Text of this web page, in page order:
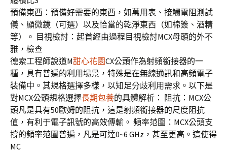
預備東西：預備好需要的東西，如萬用表、接觸電阻測試
儀、顯微鏡（可選）以及恰當的乾淨東西（如棉簽、酒精
等）。 目視檢討：起首經由過程目視檢討MCX母頭的外不
雅，檢查
德索工程師說道M甜心花園CX公頭作為射頻銜接器的一
種，具有普遍的利用場景，特殊是在無線通訊和高頻電子
裝備中。其規格選擇多樣，以知足分歧利用需求。以下是
對MCX公頭規格選擇長期包養的具體解析： 阻抗：MCX公
頭凡是具有50歐姆的阻抗，這是射頻銜接器的尺度阻抗
值，有利于電子訊號的高效傳輸。 頻率范圍：MCX公頭支
撐的頻率范圍普遍，凡是可達0~6 GHz，甚至更高。這使得
MC